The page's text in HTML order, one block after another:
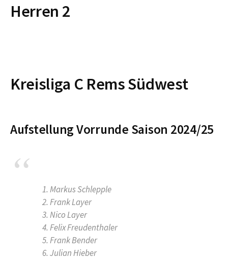
Herren 2
Kreisliga C Rems Südwest
Aufstellung Vorrunde Saison 2024/25
Markus Schlepple
Frank Layer
Nico Layer
Felix Freudenthaler
Frank Bender
Julian Hieber